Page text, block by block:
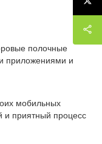
полочные
приложениями и
мобильных
и приятный процесс